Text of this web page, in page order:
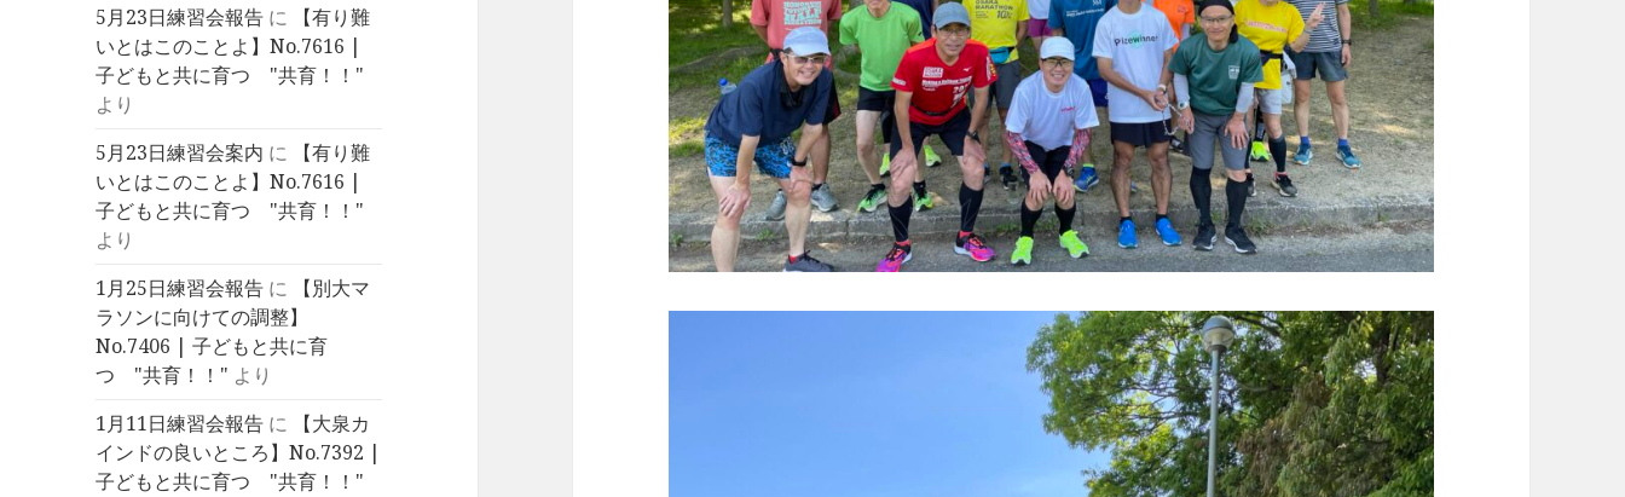
5月23日練習会報告 に
【有り難
いとはこのことよ】No.7616 |
子どもと共に育つ "共育！！"
より
5月23日練習会案内 に
【有り難
いとはこのことよ】No.7616 |
子どもと共に育つ "共育！！"
より
1月25日練習会報告 に
【別大マ
ラソンに向けての調整】
No.7406 | 子どもと共に育
つ "共育！！" より
1月11日練習会報告 に
【大泉カ
インドの良いところ】No.7392 |
子どもと共に育つ "共育！！"